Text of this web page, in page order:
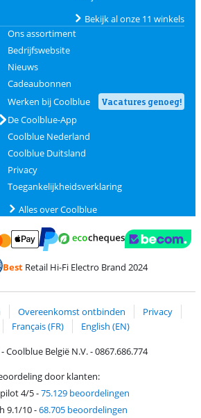
Bekijk al onze 11 winkels
Ons assortiment
Bedrijfswebsite
Nieuws
Cadeaubonnen
Werken bij Coolblue
Vacatures genoeg!
De Coolblue-App
Coolblue Nederland
Coolblue Duitsland
Privacy
Toegankelijkheidsverklaring
Alles over Coolblue
en Visa via ClickToPay
Betalen met PayPal
BestRetail Hi-Fi Electro Brand 2024
Overeenkomst ontbinden
Privacy
Français (FR)
English (EN)
Coolblue België N.V. - 0867.686.774
door klanten:
4/5-75.129 beoordelingen
9.1/10-68.705 beoordelingen